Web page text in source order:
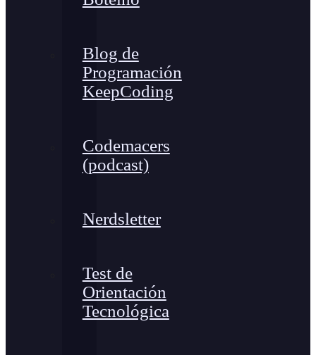
Blog de
Programación
KeepCoding
Codemacers
(podcast)
Nerdsletter
Test de
Orientación
Tecnológica